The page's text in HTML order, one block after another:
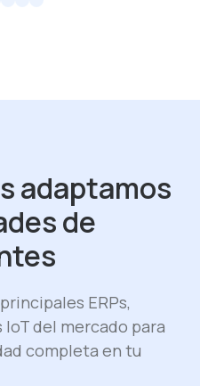
adaptamos
de
ERPs,
del mercado para
completa en tu